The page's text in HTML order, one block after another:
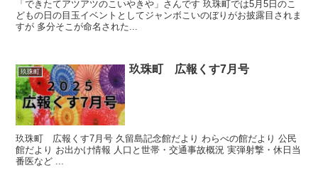
「できたてアツアツのこいやきや」さんです 玖珠町では5月5日のこ
どもの日の目玉イベントとしてジャンボこいのぼりがお披露目されま
すが 多分そこが命名された...
玖珠町 玖珠町 広報くす7月号
玖珠町 広報くす7月号 久留島記念館だより わらべの館だより 公民
館だより お出かけ情報 人口と世帯・交通事故概況 実弾射撃・休日当
番医など ...